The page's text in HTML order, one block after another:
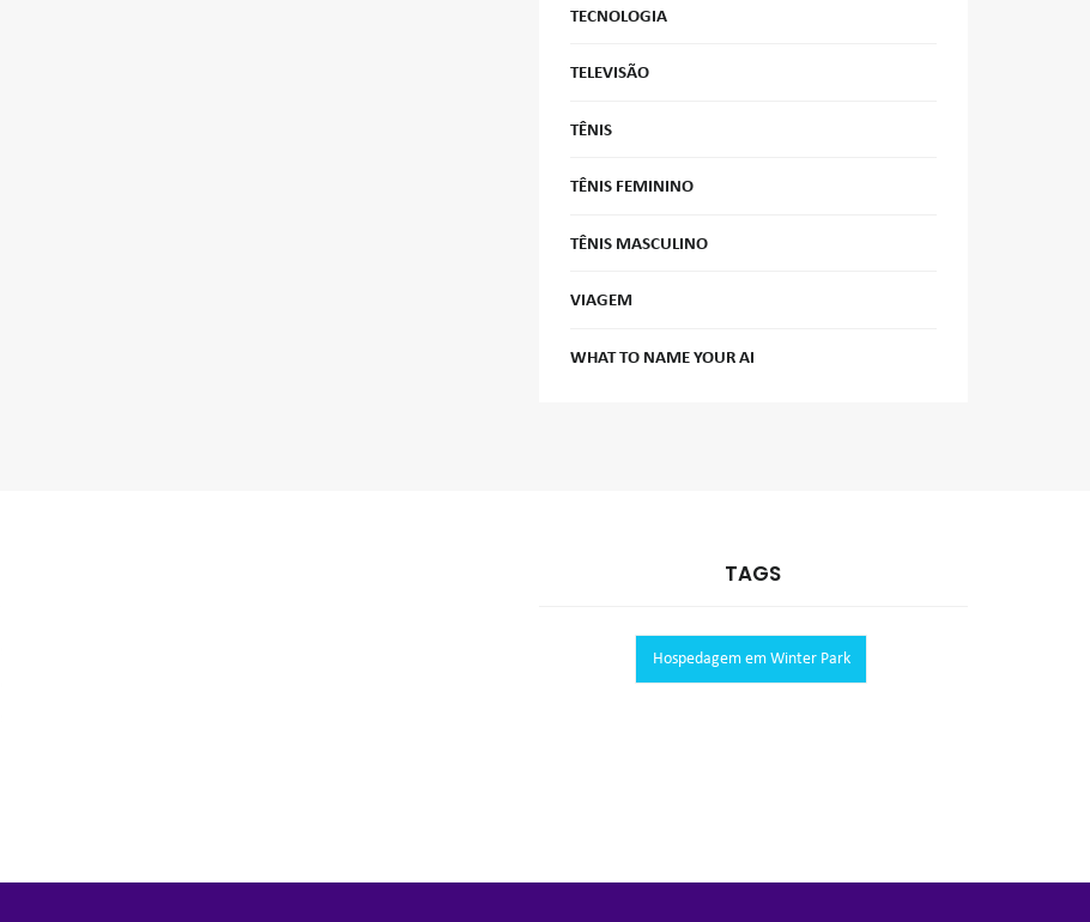
TECNOLOGIA
TELEVISÃO
TÊNIS
TÊNIS FEMININO
TÊNIS MASCULINO
VIAGEM
WHAT TO NAME YOUR AI
TAGS
Hospedagem em Winter Park